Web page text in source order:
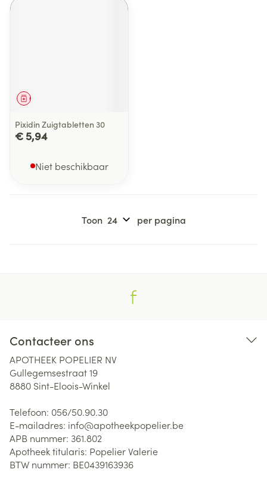
Geneesmiddel
Pixidin Zuigtabletten 30
€ 5,94
Niet beschikbaar
Toon per pagina
Contacteer ons
APOTHEEK POPELIER NV
Gullegemsestraat 19
8880 Sint-Eloois-Winkel
Telefoon: 056/50.90.30
E-mailadres: info@apotheekpopelier.be
APB nummer: 361.802
Apotheek titularis: Popelier Valerie
BTW nummer: BE0439163936